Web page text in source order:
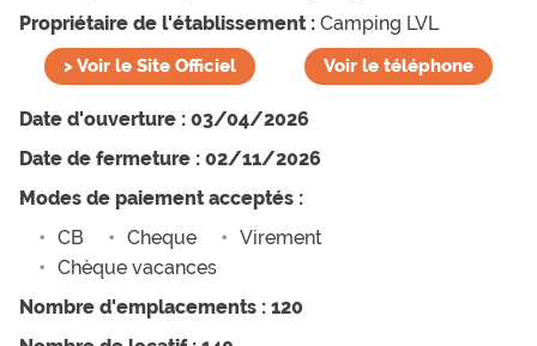
Propriétaire de l'établissement : Camping LVL
>Voir le Site Officiel Voir le téléphone
Date d'ouverture : 03/04/2026
Date de fermeture : 02/11/2026
Modes de paiement acceptés :
CB
Cheque
Virement
Chèque vacances
Nombre d'emplacements : 120